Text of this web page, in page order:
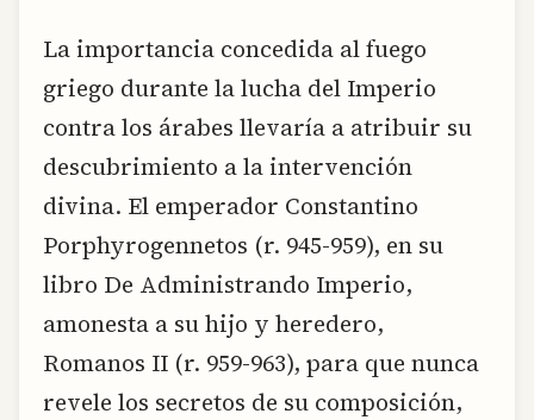
La importancia concedida al fuego
griego durante la lucha del Imperio
contra los árabes llevaría a atribuir su
descubrimiento a la intervención
divina. El emperador Constantino
Porphyrogennetos (r. 945-959), en su
libro De Administrando Imperio,
amonesta a su hijo y heredero,
Romanos II (r. 959-963), para que nunca
revele los secretos de su composición,